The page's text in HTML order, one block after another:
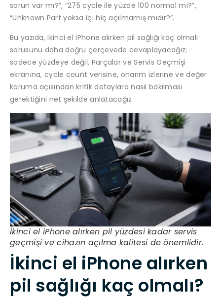
sorun var mı?”, “275 cycle ile yüzde 100 normal mi?”,
“Unknown Part yoksa içi hiç açılmamış mıdır?”.
Bu yazıda, ikinci el iPhone alırken pil sağlığı kaç olmalı
sorusunu daha doğru çerçevede cevaplayacağız;
sadece yüzdeye değil, Parçalar ve Servis Geçmişi
ekranına, cycle count verisine, onarım izlerine ve değer
koruma açısından kritik detaylara nasıl bakılması
gerektiğini net şekilde anlatacağız.
İkinci el iPhone alırken pil yüzdesi kadar servis
geçmişi ve cihazın açılma kalitesi de önemlidir.
İkinci el iPhone alırken
pil sağlığı kaç olmalı?